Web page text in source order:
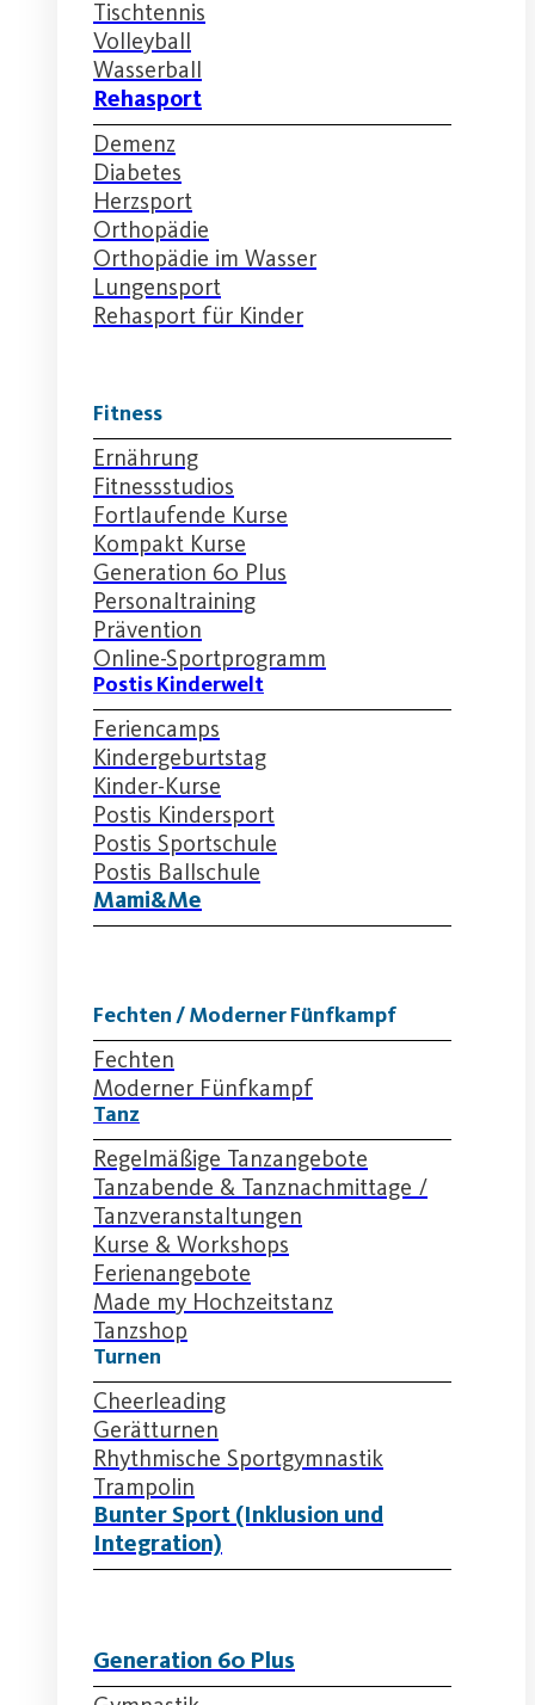
Tischtennis
Volleyball
Wasserball
Rehasport
Demenz
Diabetes
Herzsport
Orthopädie
Orthopädie im Wasser
Lungensport
Rehasport für Kinder
Fitness
Ernährung
Fitnessstudios
Fortlaufende Kurse
Kompakt Kurse
Generation 60 Plus
Personaltraining
Prävention
Online-Sportprogramm
Postis Kinderwelt
Feriencamps
Kindergeburtstag
Kinder-Kurse
Postis Kindersport
Postis Sportschule
Postis Ballschule
Mami&Me
Fechten / Moderner Fünfkampf
Fechten
Moderner Fünfkampf
Tanz
Regelmäßige Tanzangebote
Tanzabende & Tanznachmittage /
Tanzveranstaltungen
Kurse & Workshops
Ferienangebote
Made my Hochzeitstanz
Tanzshop
Turnen
Cheerleading
Gerätturnen
Rhythmische Sportgymnastik
Trampolin
Bunter Sport (Inklusion und
Integration)
Generation 60 Plus